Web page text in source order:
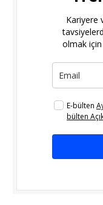
Kariyere
olmak
E-bülten
bülten